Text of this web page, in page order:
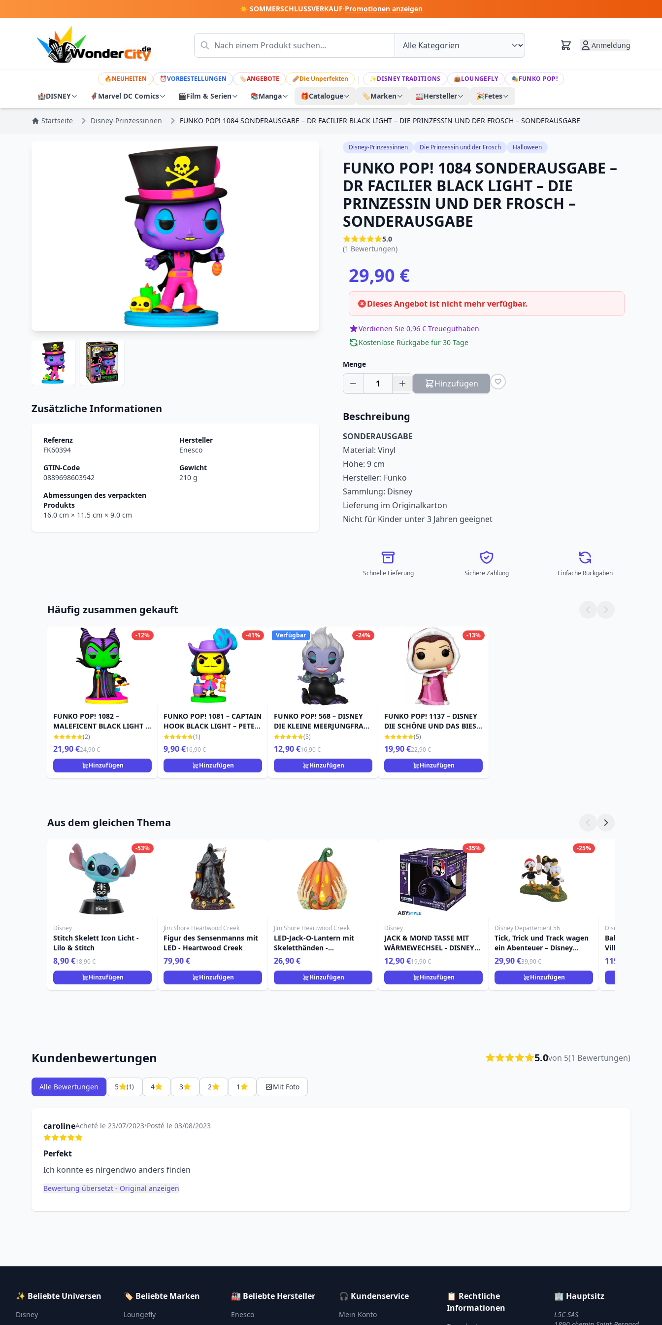
☀️ SOMMERSCHLUSSVERKAUF·Promotionen anzeigen
Anmeldung
🔥NEUHEITEN ⏰VORBESTELLUNGEN 🏷ANGEBOTE 🩹Die Unperfekten | ✨DISNEY TRADITIONS 👜LOUNGEFLY 🎭FUNKO POP!
🏰DISNEY 🦸 Marvel DC Comics 🎬Film & Serien 📚Manga 🎁Catalogue 🏷️Marken 🏭Hersteller 🎉Fetes
Startseite Disney-Prinzessinnen FUNKO POP! 1084 SONDERAUSGABE – DR FACILIER BLACK LIGHT – DIE PRINZESSIN UND DER FROSCH – SONDERAUSGABE
Zusätzliche Informationen
Referenz
FK60394
Hersteller
Enesco
GTIN-Code
0889698603942
Gewicht
210 g
Abmessungen des verpackten
Produkts
16.0 cm × 11.5 cm × 9.0 cm
Disney-Prinzessinnen Die Prinzessin und der Frosch Halloween
FUNKO POP! 1084 SONDERAUSGABE –
DR FACILIER BLACK LIGHT – DIE
PRINZESSIN UND DER FROSCH –
SONDERAUSGABE
5.0
(1 Bewertungen)
29,90 €
Dieses Angebot ist nicht mehr verfügbar.
Verdienen Sie 0,96 € Treueguthaben
Kostenlose Rückgabe für 30 Tage
Menge
1 Hinzufügen
Beschreibung
SONDERAUSGABE
Material: Vinyl
Höhe: 9 cm
Hersteller: Funko
Sammlung: Disney
Lieferung im Originalkarton
Nicht für Kinder unter 3 Jahren geeignet
Schnelle Lieferung Sichere Zahlung Einfache Rückgaben
Häufig zusammen gekauft
-12%
FUNKO POP! 1082 –
MALEFICENT BLACK LIGHT –
DORNRÖSCHEN –
SONDERAUSGABE
(2)
21,90 €24,90 €
Hinzufügen
-41%
FUNKO POP! 1081 – CAPTAIN
HOOK BLACK LIGHT – PETER
PAN – SONDERAUSGABE
(1)
9,90 €16,90 €
Hinzufügen
-24%
Verfügbar
FUNKO POP! 568 – DISNEY
DIE KLEINE MEERJUNGFRAU
– URSULA(5)
12,90 €16,90 €
Hinzufügen
-13%
FUNKO POP! 1137 – DISNEY
DIE SCHÖNE UND DAS BIEST
– BELLE (5)
19,90 €22,90 €
Hinzufügen
Aus dem gleichen Thema
-53%
Disney
Stitch Skelett Icon Licht -
Lilo & Stitch
8,90 €18,90 €
Hinzufügen
Jim Shore Heartwood Creek
Figur des Sensenmanns mit
LED - Heartwood Creek
79,90 €
Hinzufügen
Jim Shore Heartwood Creek
LED-Jack-O-Lantern mit
Skeletthänden -
HEARTWOOD CREEK
26,90 €
Hinzufügen
-35%
Disney
JACK & MOND TASSE MIT
WÄRMEWECHSEL - DISNEY
NIGHTMARE BEFORE
CHRISTMAS
12,90 €19,90 €
Hinzufügen
-25%
Disney Departement 56
Tick, Trick und Track wagen
ein Abenteuer – Disney
Village
29,90 €39,90 €
Hinzufügen
Disney
Ballon-Dartspiel
Village
119,90 €
Kundenbewertungen 5.0von 5(1 Bewertungen)
Alle Bewertungen 5 (1) 4 3 2 1 Mit Foto
carolineAcheté le 23/07/2023•Posté le 03/08/2023
Perfekt
Ich konnte es nirgendwo anders finden
Bewertung übersetzt - Original anzeigen
✨ Beliebte Universen
Disney
🏷️ Beliebte Marken
Loungefly
🏭 Beliebte Hersteller
Enesco
🎧 Kundenservice
Mein Konto
📋 Rechtliche
Informationen
🏢 Hauptsitz
L5C SAS